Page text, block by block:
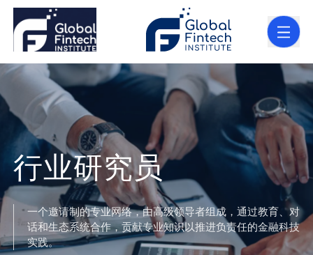
行业研究员
一个邀请制的专业网络，由高级领导者组成，通过教育、对
话和生态系统合作，贡献专业知识以推进负责任的金融科技
实践。